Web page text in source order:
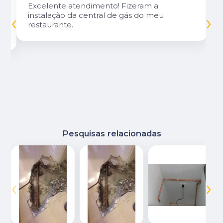
Excelente atendimento! Fizeram a
instalação da central de gás do meu
restaurante.
‹ ›
Pesquisas relacionadas
‹ ›